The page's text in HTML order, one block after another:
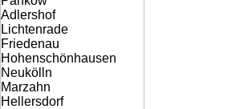
Adlershof
Lichtenrade
Friedenau
Hohenschönhausen
Neukölln
Marzahn
Hellersdorf